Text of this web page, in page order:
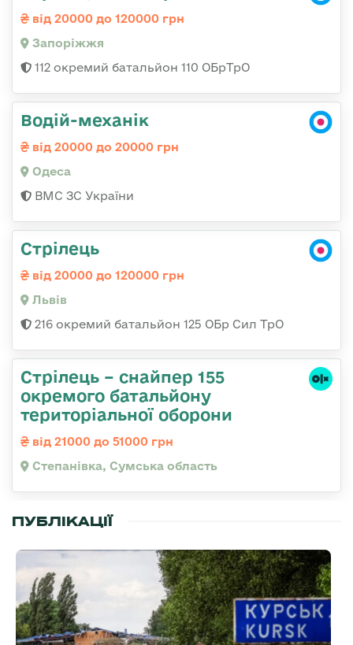
від 20000 до 120000 грн
Запоріжжя
112 окремий батальйон 110 ОБрТрО
Водій-механік
від 20000 до 20000 грн
Одеса
ВМС ЗС України
Стрілець
від 20000 до 120000 грн
Львів
216 окремий батальйон 125 ОБр Сил ТрО
Стрілець – снайпер 155
окремого батальйону
територіальної оборони
від 21000 до 51000 грн
Степанівка, Сумська область
ПУБЛІКАЦІЇ